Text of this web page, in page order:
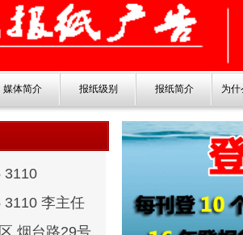
媒体简介 报纸级别 报纸简介 为
3110
3110 李主任
烟台路29号